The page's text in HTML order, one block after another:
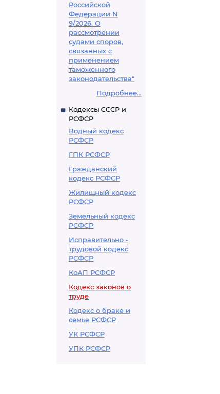
Российской
Федерации N
9/2026. О
рассмотрении
судами споров,
связанных с
применением
таможенного
законодательства"
Подробнее...
Кодексы СССР и
РСФСР
Водный кодекс
РСФСР
ГПК РСФСР
Гражданский
кодекс РСФСР
Жилищный кодекс
РСФСР
Земельный кодекс
РСФСР
Исправительно -
трудовой кодекс
РСФСР
КоАП РСФСР
Кодекс законов о
труде
Кодекс о браке и
семье РСФСР
УК РСФСР
УПК РСФСР